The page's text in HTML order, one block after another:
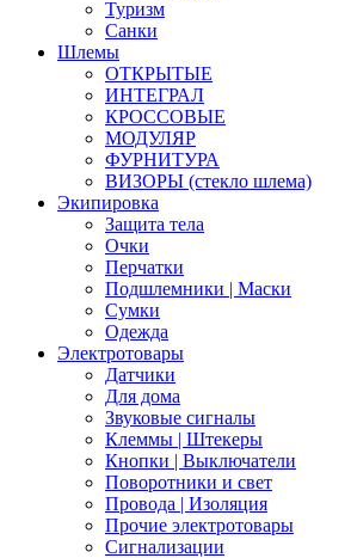
Туризм
Санки
Шлемы
ОТКРЫТЫЕ
ИНТЕГРАЛ
КРОССОВЫЕ
МОДУЛЯР
ФУРНИТУРА
ВИЗОРЫ (стекло шлема)
Экипировка
Защита тела
Очки
Перчатки
Подшлемники | Маски
Сумки
Одежда
Электротовары
Датчики
Для дома
Звуковые сигналы
Клеммы | Штекеры
Кнопки | Выключатели
Поворотники и свет
Провода | Изоляция
Прочие электротовары
Сигнализации